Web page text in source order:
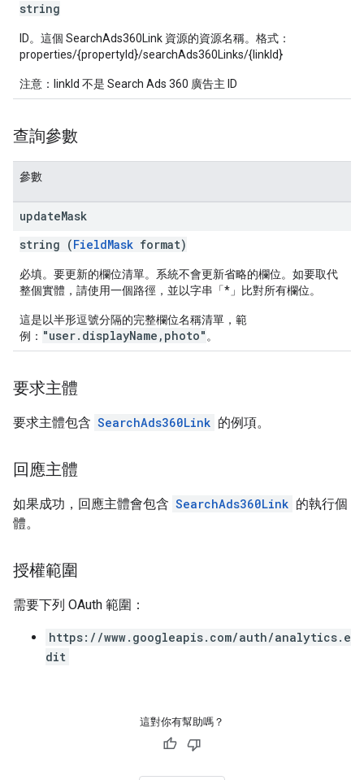
string
ID。這個 SearchAds360Link 資源的資源名稱。格式：
properties/{propertyId}/searchAds360Links/{linkId}
注意：linkId 不是 Search Ads 360 廣告主 ID
查詢參數
參數
updateMask
string (FieldMask format)
必填。要更新的欄位清單。系統不會更新省略的欄位。如要取代
整個實體，請使用一個路徑，並以字串「*」比對所有欄位。
這是以半形逗號分隔的完整欄位名稱清單，範
例： "user.displayName,photo" 。
要求主體
要求主體包含 SearchAds360Link 的例項。
回應主體
如果成功，回應主體會包含 SearchAds360Link 的執行個
體。
授權範圍
需要下列 OAuth 範圍：
https://www.googleapis.com/auth/analytics.e
dit
這對你有幫助嗎？